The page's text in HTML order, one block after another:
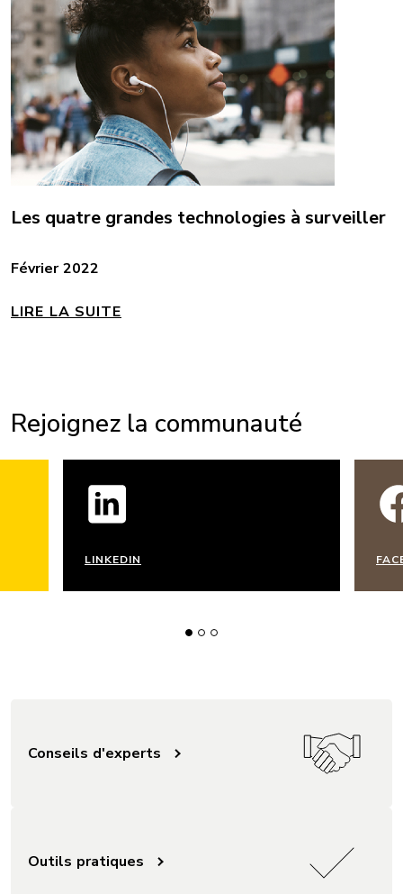
Les quatre grandes technologies à surveiller
Février 2022
LIRE LA SUITE
Rejoignez la communauté
LINKEDIN
Conseils d'experts
Outils pratiques